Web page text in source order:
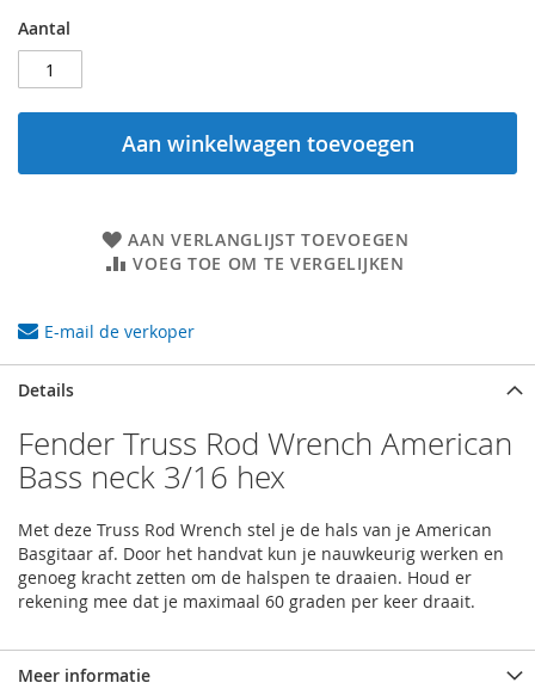
Aantal
Aan winkelwagen toevoegen
AAN VERLANGLIJST TOEVOEGEN
VOEG TOE OM TE VERGELIJKEN
E-mail de verkoper
Details
Fender Truss Rod Wrench American
Bass neck 3/16 hex
Met deze Truss Rod Wrench stel je de hals van je American
Basgitaar af. Door het handvat kun je nauwkeurig werken en
genoeg kracht zetten om de halspen te draaien. Houd er
rekening mee dat je maximaal 60 graden per keer draait.
Meer informatie